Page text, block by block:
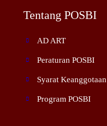
Tentang POSBI
AD ART
Peraturan POSBI
Syarat Keanggotaan
Program POSBI